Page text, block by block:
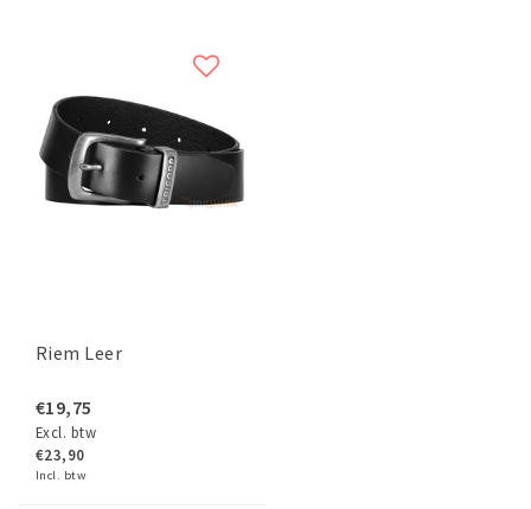
Riem Leer
€19,75
Excl. btw
€23,90
Incl. btw